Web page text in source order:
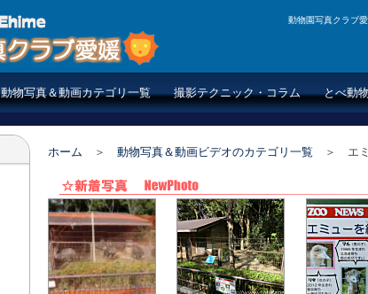
動物園写真クラブ
動物写真＆動画カテゴリ一覧 撮影テクニック・コラム とべ動
ホーム ＞ 動物写真＆動画ビデオのカテゴリ一覧 ＞ エミ